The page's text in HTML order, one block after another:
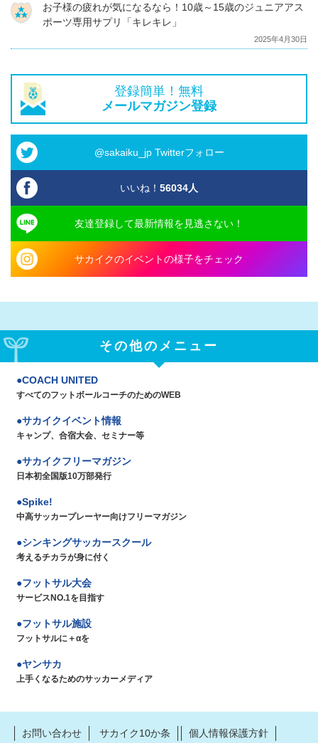
お子様の疲れが気になるなら！10歳～15歳のジュニアアス
ポーツ専用サプリ「キレキレ」
2025年4月30日
登録簡単！無料
メールマガジン登録
@sakaiku_jp Twitterフォロー
いいね！ 56034人
友達登録して最新情報を見逃さない！
サカイクのイベントの様子をチェック
その他のメニュー
COACH UNITED
すべてのフットボールコーチのためのWEB
サカイクイベント情報
キャンプ、合宿大会、セミナー等
サカイクフリーマガジン
日本初全国版10万部発行
Spike!
中高サッカープレーヤー向けフリーマガジン
シンキングサッカースクール
考えるチカラが身に付く
フットサル大会
サービスNO.1を目指す
フットサル施設
フットサルに＋αを
ヤンサカ
上手くなるためのサッカーメディア
お問い合わせ サカイク10か条 個人情報保護方針